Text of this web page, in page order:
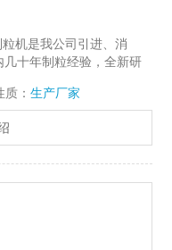
机是我公司引进、消
十年制粒经验，全新研
： 生产厂家